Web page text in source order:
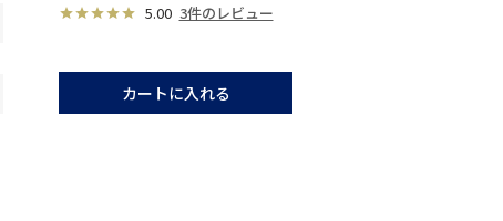
5.00 3件のレビュー
カートに入れる